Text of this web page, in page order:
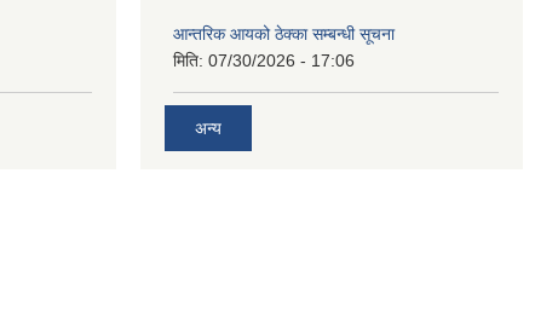
आन्तरिक आयको ठेक्का सम्बन्धी सूचना
मिति: 07/30/2026 - 17:06
अन्य